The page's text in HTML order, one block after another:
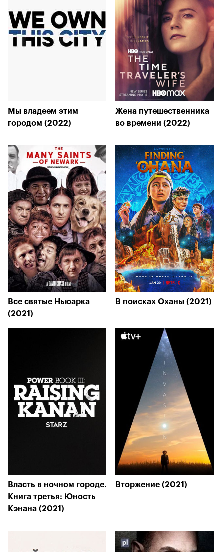
Мы владеем этим
городом (2022)
Жена путешественника
во времени (2022)
Все святые Ньюарка
(2021)
В поисках Оханы (2021)
Власть в ночном городе.
Книга третья: Юность
Кэнана (2021)
Вторжение (2021)